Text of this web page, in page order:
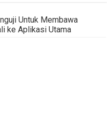
Untuk Membawa
ke Aplikasi Utama